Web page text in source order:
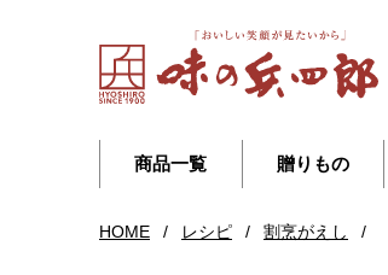
商品一覧 贈りもの
HOME / レシピ / 割烹がえし /